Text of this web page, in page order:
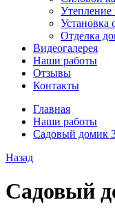
Утепление
Установка
Отделка
Видеогалерея
Наши работы
Отзывы
Контакты
Главная
Наши работы
Садовый домик
Назад
Садовый